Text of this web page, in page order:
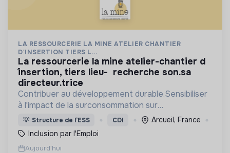
LA RESSOURCERIE LA MINE ATELIER CHANTIER
D'INSERTION TIERS L...
la ressourcerie la mine atelier-chantier d
´insertion, tiers lieu- recherche son.sa
directeur.trice
Contribuer au développement durable.Sensibiliser
à l'impact de la surconsommation sur
l’environnement. ACI : embauche,
accompagnement de personnes éloignées de
l’emploi par l'activité économique.
💡 Structure de l’ESS CDI
Arcueil, France
Inclusion par l'Emploi
Aujourd'hui